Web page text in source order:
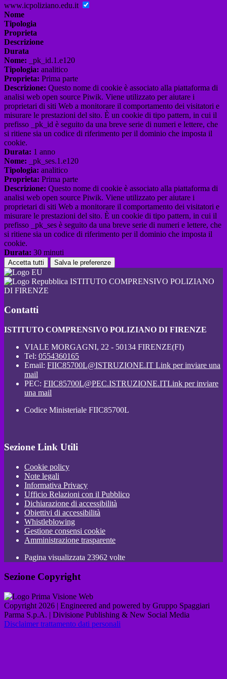
www.icpoliziano.edu.it
Nome
Tipologia
Proprieta
Descrizione
Durata
Nome: _pk_id.1.e120
Tipologia: analitico
Proprieta: Prima parte
Descrizione: Questo nome di cookie è associato alla piattaforma di
analisi web open source Piwik. Viene utilizzato per aiutare i
proprietari di siti Web a monitorare il comportamento dei visitatori e
misurare le prestazioni del sito. È un cookie di tipo pattern, in cui il
prefisso _pk_id è seguito da una breve serie di numeri e lettere, che
si ritiene sia un codice di riferimento per il dominio che imposta il
cookie.
Durata: 1 anno
Nome: _pk_ses.1.e120
Tipologia: analitico
Proprieta: Prima parte
Descrizione: Questo nome di cookie è associato alla piattaforma di
analisi web open source Piwik. Viene utilizzato per aiutare i
proprietari di siti Web a monitorare il comportamento dei visitatori e
misurare le prestazioni del sito. È un cookie di tipo pattern, in cui il
prefisso _pk_ses è seguito da una breve serie di numeri e lettere, che
si ritiene sia un codice di riferimento per il dominio che imposta il
cookie.
Durata: 30 minuti
Accetta tutti Salva le preferenze
ISTITUTO COMPRENSIVO POLIZIANO
DI FIRENZE
Contatti
ISTITUTO COMPRENSIVO POLIZIANO DI FIRENZE
VIALE MORGAGNI, 22 - 50134 FIRENZE(FI)
Tel: 0554360165
Email: FIIC85700L@ISTRUZIONE.IT Link per inviare una
mail
PEC: FIIC85700L@PEC.ISTRUZIONE.ITLink per inviare
una mail
Codice Ministeriale FIIC85700L
Sezione Link Utili
Cookie policy
Note legali
Informativa Privacy
Ufficio Relazioni con il Pubblico
Dichiarazione di accessibilità
Obiettivi di accessibilità
Whistleblowing
Gestione consensi cookie
Amministrazione trasparente
Pagina visualizzata 23962 volte
Sezione Copyright
Copyright 2026 | Engineered and powered by Gruppo Spaggiari
Parma S.p.A. | Divisione Publishing & New Social Media
Disclaimer trattamento dati personali